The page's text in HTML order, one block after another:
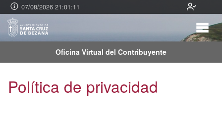
07/08/2026 21:01:12
Oficina Virtual del Contribuyente
Política de privacidad